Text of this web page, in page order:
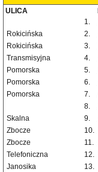
ULICA
1.
Rokicińska
2.
Rokicińska
3.
Transmisyjna
4.
Pomorska
5.
Pomorska
6.
Pomorska
7.
8.
Skalna
9.
Zbocze
10.
Zbocze
11.
Telefoniczna
12.
Janosika
13.